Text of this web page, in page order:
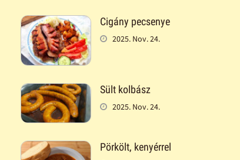
Cigány pecsenye
2025. Nov. 24.
Sült kolbász
2025. Nov. 24.
Pörkölt, kenyérrel